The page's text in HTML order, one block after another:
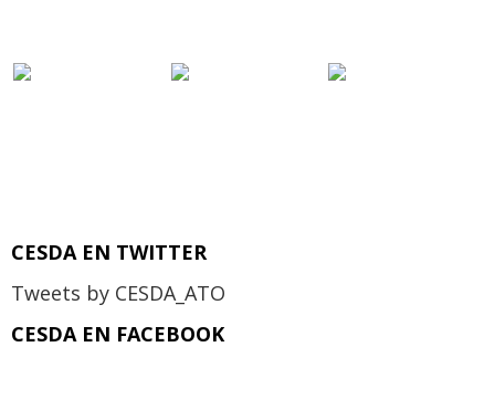
CESDA EN TWITTER
Tweets by CESDA_ATO
CESDA EN FACEBOOK